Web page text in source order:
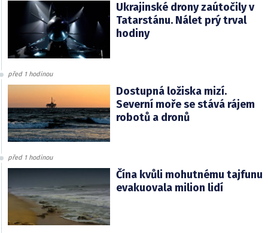
Ukrajinské drony zaútočily v
Tatarstánu. Nálet prý trval
hodiny
před 1 hodinou
Dostupná ložiska mizí.
Severní moře se stává rájem
robotů a dronů
před 1 hodinou
Čína kvůli mohutnému tajfunu
evakuovala milion lidí